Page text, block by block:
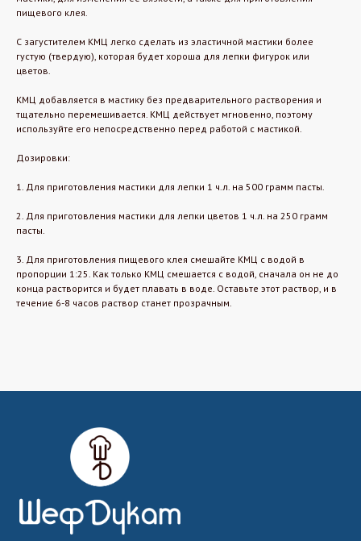
пищевого клея.
С загустителем КМЦ легко сделать из эластичной мастики более
густую (твердую), которая будет хороша для лепки фигурок или
цветов.
КМЦ добавляется в мастику без предварительного растворения и
тщательно перемешивается. КМЦ действует мгновенно, поэтому
используйте его непосредственно перед работой с мастикой.
Дозировки:
1. Для приготовления мастики для лепки 1 ч.л. на 500 грамм пасты.
2. Для приготовления мастики для лепки цветов 1 ч.л. на 250 грамм
пасты.
3. Для приготовления пищевого клея смешайте КМЦ с водой в
пропорции 1:25. Как только КМЦ смешается с водой, сначала он не до
конца растворится и будет плавать в воде. Оставьте этот раствор, и в
течение 6-8 часов раствор станет прозрачным.